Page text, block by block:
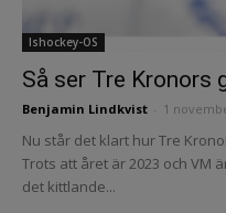
Ishockey-OS
Så ser Tre Kronors
Benjamin Lindkvist 1
Nu står det klart hur Tre
Trots att året är 2023 och VM
det kittlande...